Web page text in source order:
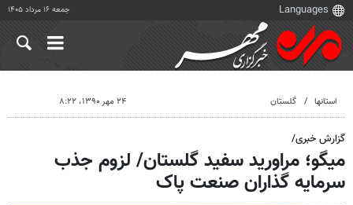
جمعه ۱۶ مرداد ۱۴۰۵
استانها گلستان ۲۴ مهر ۱۳۹۰، ۸:۲۲
گزارش خبری/
میگو؛ مراورید سفید گلستان/ لزوم جذب
سرمایه گذاران صنعت پاک